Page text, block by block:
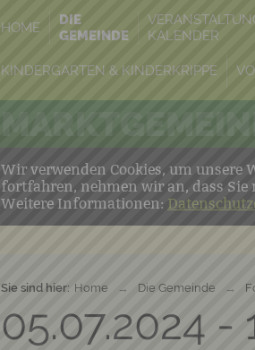
HOME
DIE
GEMEINDE
KALENDER
KINDERGARTEN & KINDERKRIPPE
Wir verwenden Cookies, um unsere
fortfahren, nehmen wir an, dass Sie
Weitere Informationen:
Sie sind hier: Home → Die Gemeinde →
05.07.2024 -